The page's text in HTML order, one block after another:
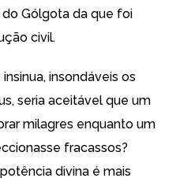
Gólgota da que foi
civil.
insondáveis os
seria aceitável que um
milagres enquanto um
fracassos?
divina é mais